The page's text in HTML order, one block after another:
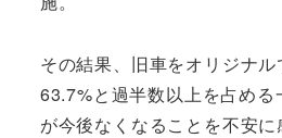
その結果、旧車をオリジナ
63.7%と過半数以上を占める
が今後なくなることを不安